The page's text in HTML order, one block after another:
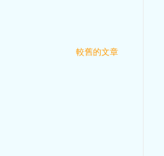
較舊的文章